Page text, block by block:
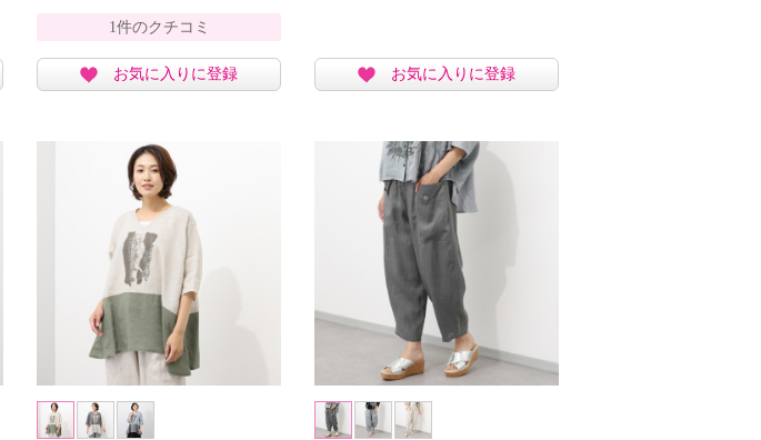
1件のクチコミ
お気に入りに登録 お気に入りに登録